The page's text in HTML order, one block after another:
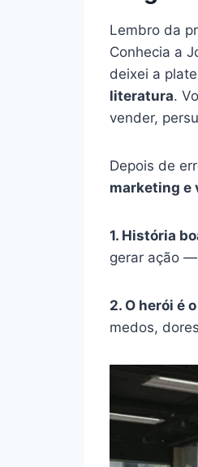
Lembro da
Conhecia a
deixei a
literatura.
vender,
Depois de
marketing e
1. História
gerar ação —
2. O herói é
medos,